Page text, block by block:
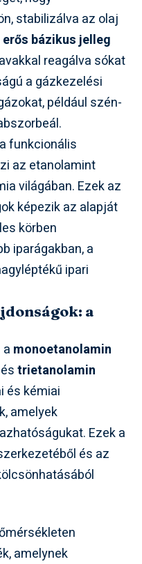
stabilizálva az olaj
erős bázikus jelleg
reagálva sókat
a gázkezelési
például szén-
funkcionális
az etanolamint
világában. Ezek az
képezik az alapját
körben
iparágakban, a
ipari
a
monoetanolamin
éstrietanolamin
és kémiai
amelyek
Ezek a
és az
amelynek